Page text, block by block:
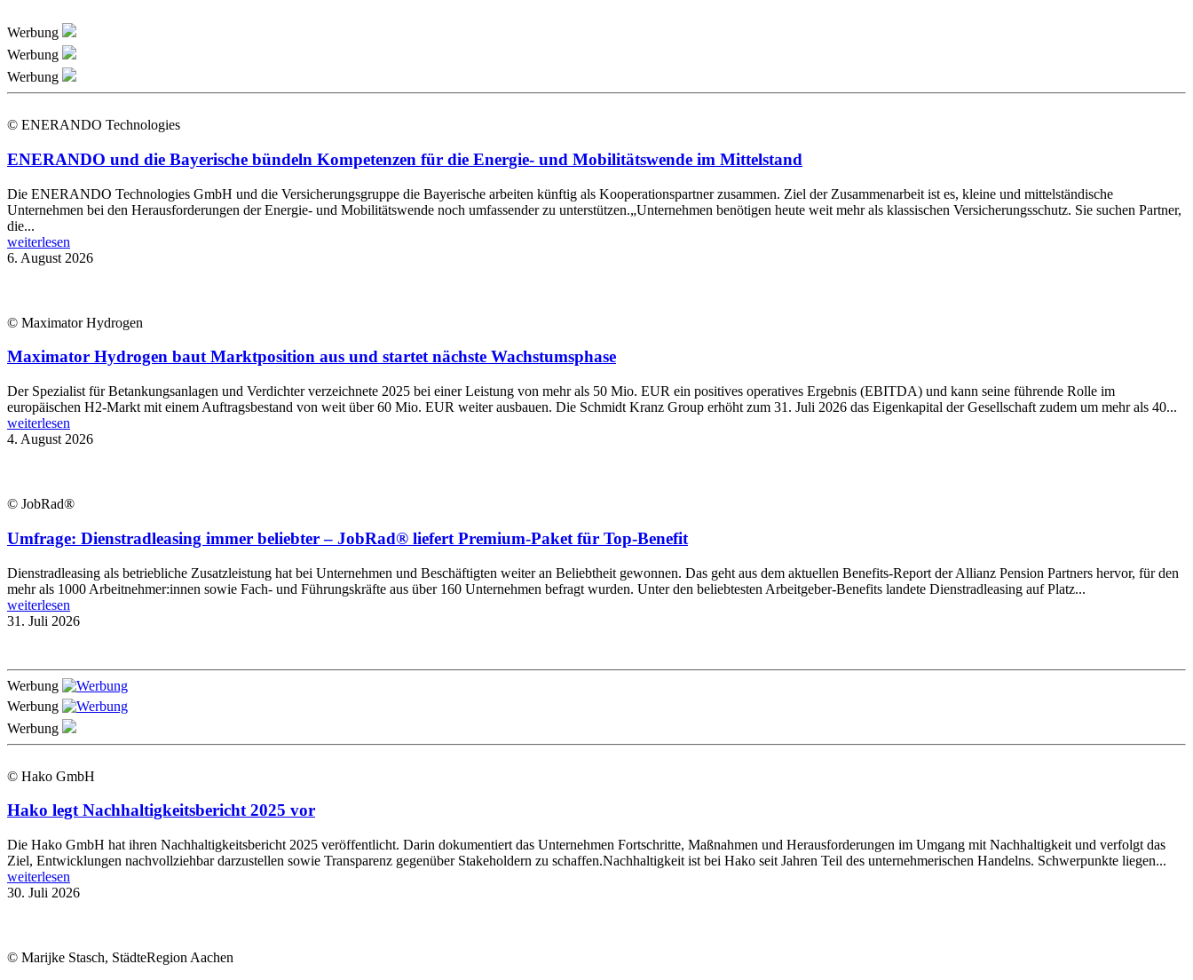
Werbung
Werbung
Werbung
© ENERANDO Technologies
ENERANDO und die Bayerische bündeln Kompetenzen für die Energie- und Mobilitätswende im Mittelstand
Die ENERANDO Technologies GmbH und die Versicherungsgruppe die Bayerische arbeiten künftig als Kooperationspartner zusammen. Ziel der Zusammenarbeit ist es, kleine und mittelständische
Unternehmen bei den Herausforderungen der Energie- und Mobilitätswende noch umfassender zu unterstützen.„Unternehmen benötigen heute weit mehr als klassischen Versicherungsschutz. Sie suchen Partner,
die...
weiterlesen
6. August 2026
© Maximator Hydrogen
Maximator Hydrogen baut Marktposition aus und startet nächste Wachstumsphase
Der Spezialist für Betankungsanlagen und Verdichter verzeichnete 2025 bei einer Leistung von mehr als 50 Mio. EUR ein positives operatives Ergebnis (EBITDA) und kann seine führende Rolle im
europäischen H2-Markt mit einem Auftragsbestand von weit über 60 Mio. EUR weiter ausbauen. Die Schmidt Kranz Group erhöht zum 31. Juli 2026 das Eigenkapital der Gesellschaft zudem um mehr als 40...
weiterlesen
4. August 2026
© JobRad®
Umfrage: Dienstradleasing immer beliebter – JobRad® liefert Premium-Paket für Top-Benefit
Dienstradleasing als betriebliche Zusatzleistung hat bei Unternehmen und Beschäftigten weiter an Beliebtheit gewonnen. Das geht aus dem aktuellen Benefits-Report der Allianz Pension Partners hervor, für den
mehr als 1000 Arbeitnehmer:innen sowie Fach- und Führungskräfte aus über 160 Unternehmen befragt wurden. Unter den beliebtesten Arbeitgeber-Benefits landete Dienstradleasing auf Platz...
weiterlesen
31. Juli 2026
Werbung
Werbung
Werbung
© Hako GmbH
Hako legt Nachhaltigkeitsbericht 2025 vor
Die Hako GmbH hat ihren Nachhaltigkeitsbericht 2025 veröffentlicht. Darin dokumentiert das Unternehmen Fortschritte, Maßnahmen und Herausforderungen im Umgang mit Nachhaltigkeit und verfolgt das
Ziel, Entwicklungen nachvollziehbar darzustellen sowie Transparenz gegenüber Stakeholdern zu schaffen.Nachhaltigkeit ist bei Hako seit Jahren Teil des unternehmerischen Handelns. Schwerpunkte liegen...
weiterlesen
30. Juli 2026
© Marijke Stasch, StädteRegion Aachen